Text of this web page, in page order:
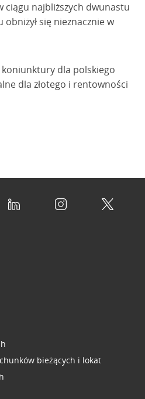
ciągu najbliższych dwunastu
się nieznacznie w
dla polskiego
dla złotego i rentowności
bieżących i lokat